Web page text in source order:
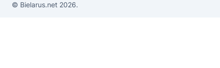
© Bielarus.net 2026.